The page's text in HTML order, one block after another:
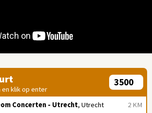
en klik op enter
2 KM
Concerten - Utrecht, Utrecht